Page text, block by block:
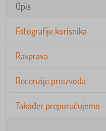
Opis
Fotografije korisnika
Rasprava
Recenzije proizvoda
Također preporučujemo